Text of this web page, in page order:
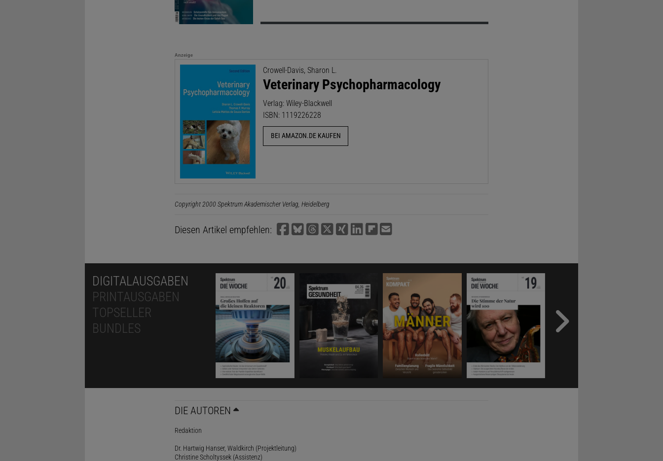
Anzeige
Crowell-Davis, Sharon L.
Veterinary Psychopharmacology
Verlag: Wiley-Blackwell
ISBN: 1119226228
BEI AMAZON.DE KAUFEN
Copyright 2000 Spektrum Akademischer Verlag, Heidelberg
Diesen Artikel empfehlen:
DIGITALAUSGABEN
PRINTAUSGABEN
TOPSELLER
BUNDLES
DIE AUTOREN
Redaktion
Dr. Hartwig Hanser, Waldkirch (Projektleitung)
Christine Scholtyssek (Assistenz)